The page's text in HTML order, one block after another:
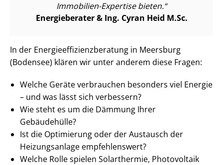
Immobilien-Expertise bieten.
Energieberater & Ing. Cyran Heid M.Sc.
In der En­er­gie­ef­fi­zi­enz­be­ra­tung in Meersburg
(Bodensee) klären wir unter anderem diese Fragen:
Welche Geräte verbrauchen besonders viel Energie
– und was lässt sich verbessern?
Wie steht es um die Dämmung Ihrer
Gebäudehülle?
Ist die Optimierung oder der Austausch der
Heizungsanlage empfehlenswert?
Welche Rolle spielen Solarthermie, Photovoltaik